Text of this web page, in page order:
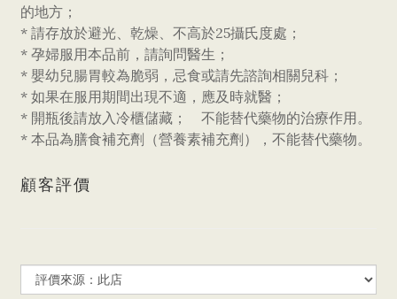
的地方；
* 請存放於避光、乾燥、不高於25攝氏度處；
* 孕婦服用本品前，請詢問醫生；
* 嬰幼兒腸胃較為脆弱，忌食或請先諮詢相關兒科；
* 如果在服用期間出現不適，應及時就醫；
* 開瓶後請放入冷櫃儲藏； 不能替代藥物的治療作用。
* 本品為膳食補充劑（營養素補充劑），不能替代藥物。
顧客評價